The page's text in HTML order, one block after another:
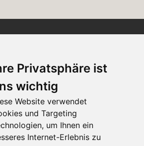
Privatsphäre ist
wichtig
Website verwendet
und Targeting
um Ihnen ein
Internet-Erlebnis zu